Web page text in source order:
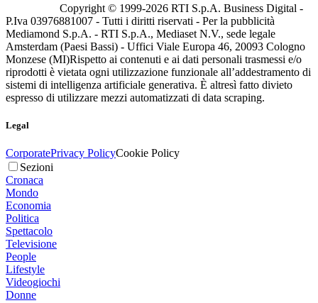
Copyright © 1999-2026 RTI S.p.A. Business Digital -
P.Iva 03976881007 - Tutti i diritti riservati - Per la pubblicità
Mediamond S.p.A. - RTI S.p.A., Mediaset N.V., sede legale
Amsterdam (Paesi Bassi) - Uffici Viale Europa 46, 20093 Cologno
Monzese (MI)Rispetto ai contenuti e ai dati personali trasmessi e/o
riprodotti è vietata ogni utilizzazione funzionale all’addestramento di
sistemi di intelligenza artificiale generativa. È altresì fatto divieto
espresso di utilizzare mezzi automatizzati di data scraping.
Legal
CorporatePrivacy PolicyCookie Policy
Sezioni
Cronaca
Mondo
Economia
Politica
Spettacolo
Televisione
People
Lifestyle
Videogiochi
Donne